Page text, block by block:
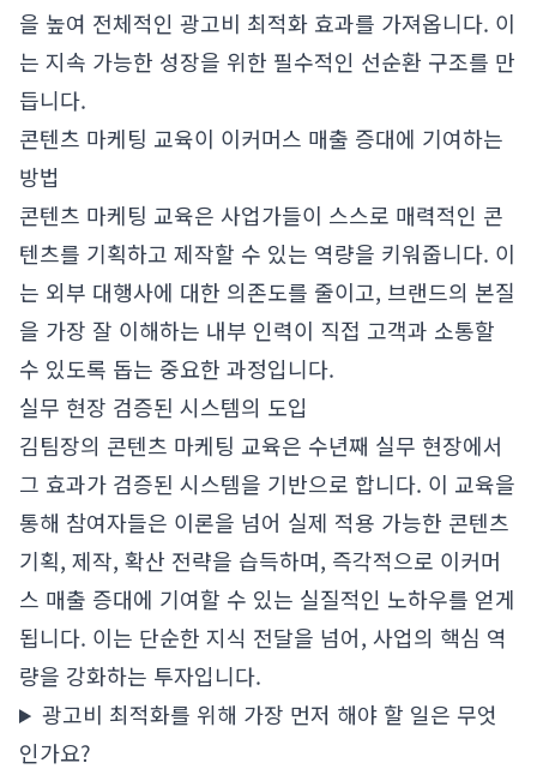
을 높여 전체적인 광고비 최적화 효과를 가져옵니다. 이
는 지속 가능한 성장을 위한 필수적인 선순환 구조를 만
듭니다.
콘텐츠 마케팅 교육이 이커머스 매출 증대에 기여하는
방법
콘텐츠 마케팅 교육은 사업가들이 스스로 매력적인 콘
텐츠를 기획하고 제작할 수 있는 역량을 키워줍니다. 이
는 외부 대행사에 대한 의존도를 줄이고, 브랜드의 본질
을 가장 잘 이해하는 내부 인력이 직접 고객과 소통할
수 있도록 돕는 중요한 과정입니다.
실무 현장 검증된 시스템의 도입
김팀장의 콘텐츠 마케팅 교육은 수년째 실무 현장에서
그 효과가 검증된 시스템을 기반으로 합니다. 이 교육을
통해 참여자들은 이론을 넘어 실제 적용 가능한 콘텐츠
기획, 제작, 확산 전략을 습득하며, 즉각적으로 이커머
스 매출 증대에 기여할 수 있는 실질적인 노하우를 얻게
됩니다. 이는 단순한 지식 전달을 넘어, 사업의 핵심 역
량을 강화하는 투자입니다.
광고비 최적화를 위해 가장 먼저 해야 할 일은 무엇
인가요?